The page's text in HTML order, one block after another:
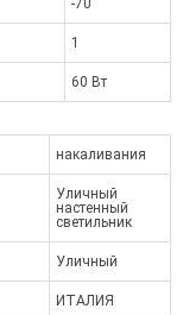
-70
1
60 Вт
накаливания
Уличный
настенный
светильник
Уличный
ИТАЛИЯ